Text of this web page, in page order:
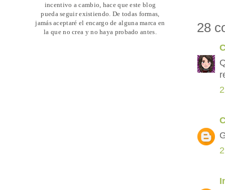
28
incentivo a cambio, hace que este blog
pueda seguir existiendo. De todas formas,
jamás aceptaré el encargo de alguna marca en
la que no crea y no haya probado antes.